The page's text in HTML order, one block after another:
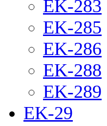
EK-283
EK-285
EK-286
EK-288
EK-289
EK-29